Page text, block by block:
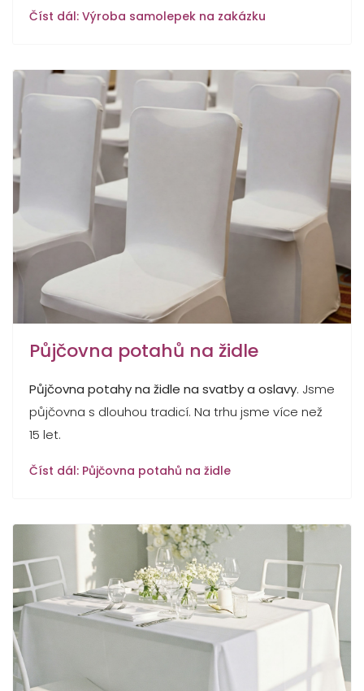
Číst dál: Výroba samolepek na zakázku
Půjčovna potahů na židle
Půjčovna potahy na židle na svatby a oslavy. Jsme
půjčovna s dlouhou tradicí. Na trhu jsme více než
15 let.
Číst dál: Půjčovna potahů na židle